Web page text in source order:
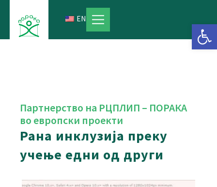
content
EN
Партнерство на РЦПЛИП – ПОРАКА
во европски проекти
Рана инклузија преку
учење едни од други